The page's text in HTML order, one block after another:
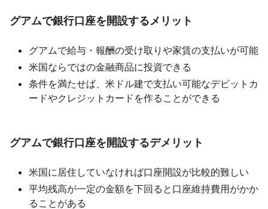
グアムで銀行口座を開設するメリット
グアムで給与・報酬の受け取りや家賃の支払いが可能
米国ならではの金融商品に投資できる
条件を満たせば、米ドル建で支払い可能なデビットカ
ードやクレジットカードを作ることができる
グアムで銀行口座を開設するデメリット
米国に居住していなければ口座開設が比較的難しい
平均残高が一定の金額を下回ると口座維持費用がかか
ることがある